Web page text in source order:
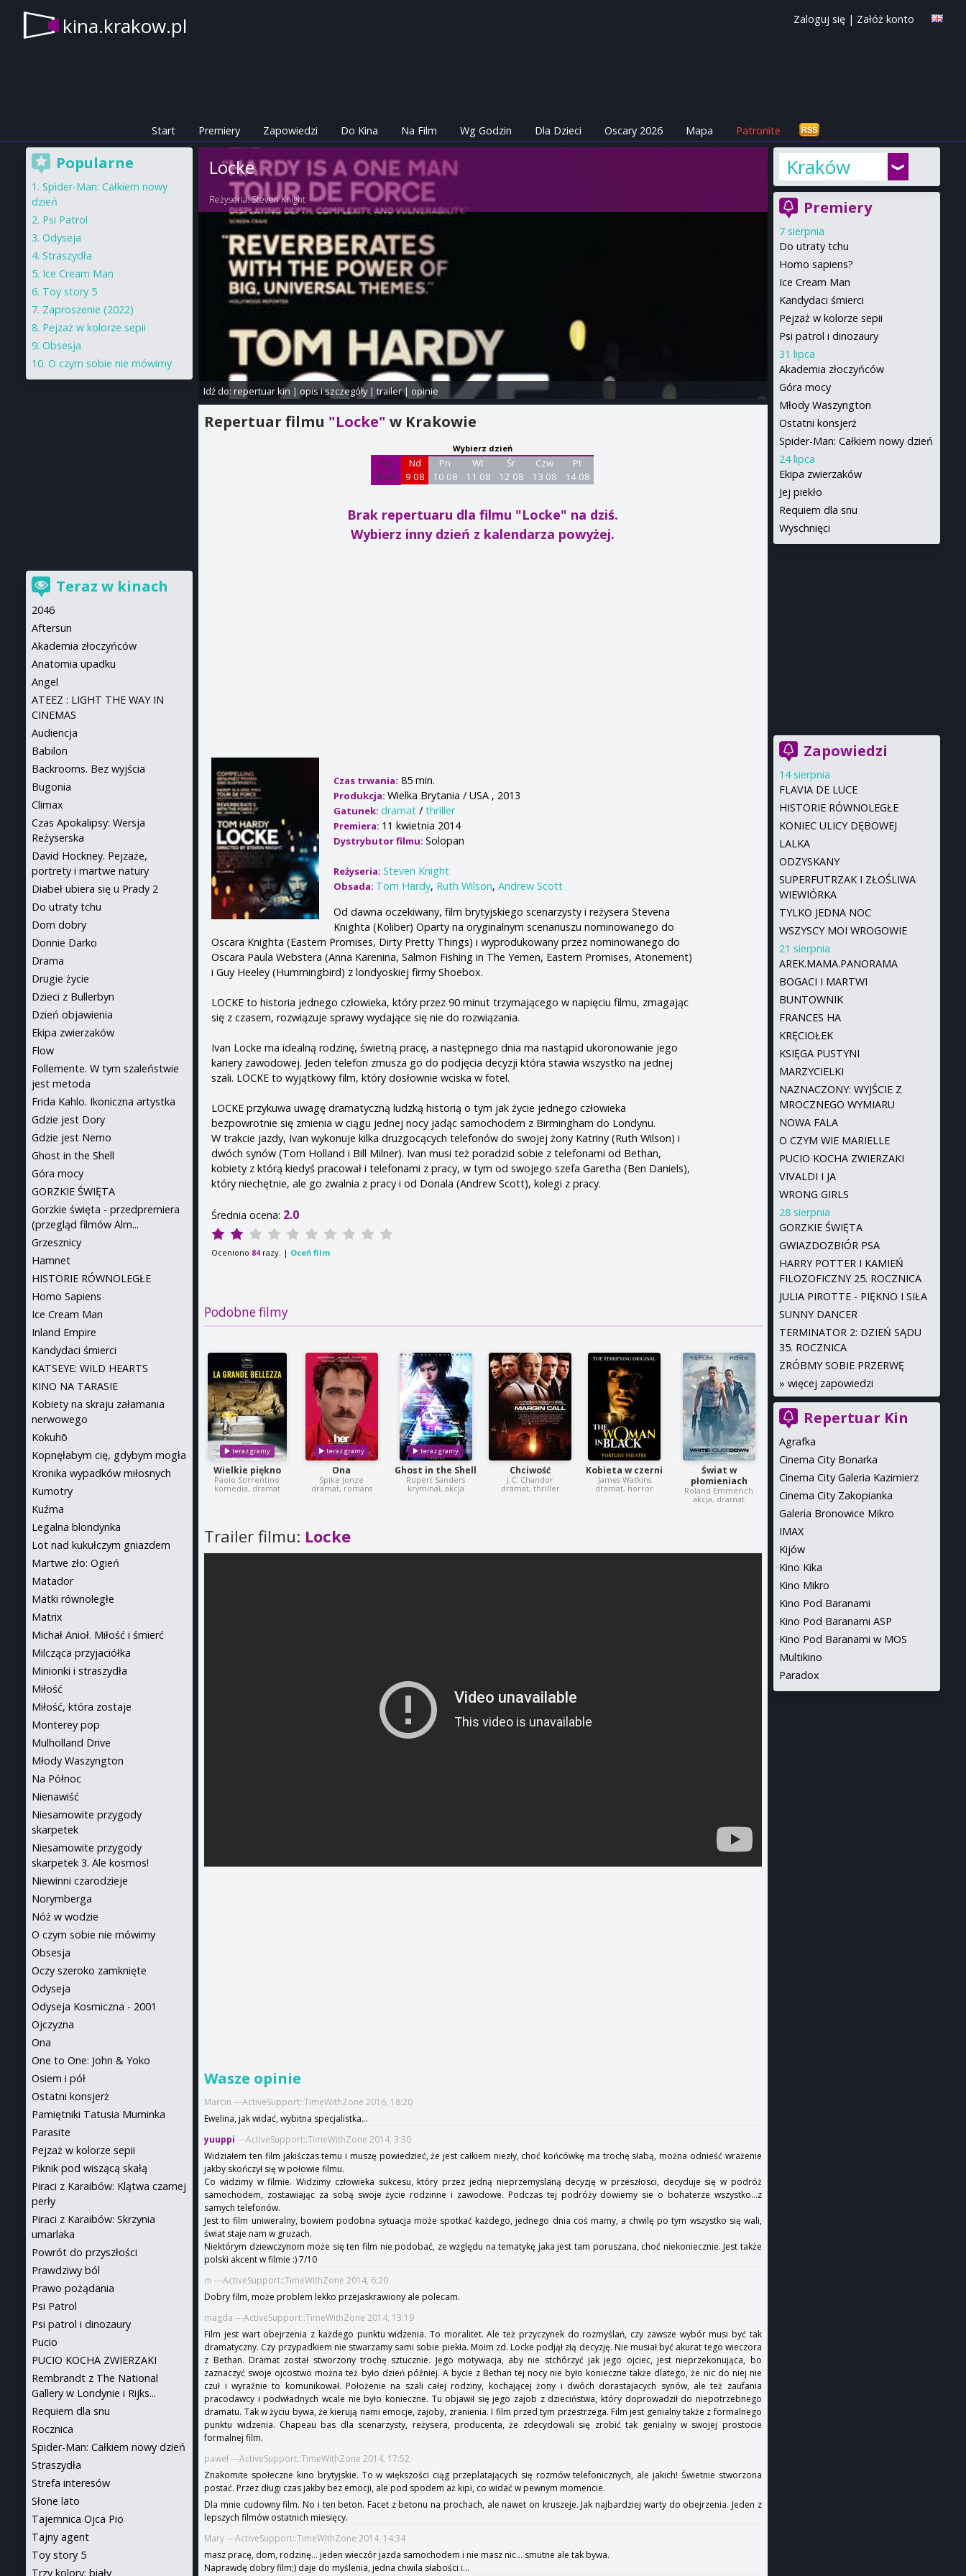
kina.krakow.pl Zaloguj się | Załóż konto
Start Premiery Zapowiedzi Do Kina Na Film Wg Godzin Dla Dzieci Oscary 2026 Mapa Patronite
Locke
Reżyseria:Steven Knight
Idź do: repertuar kin | opis i szczegóły| trailer| opinie
Repertuar filmu "Locke"w Krakowie
Wybierz dzień
Sb
8 08
Nd
9 08
Pn
10 08
Wt
11 08
Śr
12 08
Czw
13 08
Pt
14 08
Brak repertuaru dla filmu "Locke" na dziś.
Wybierz inny dzień z kalendarza powyżej.
Czas trwania: 85 min.
Produkcja:Wielka Brytania / USA , 2013
Gatunek:dramat /thriller
Premiera: 11 kwietnia 2014
Dystrybutor filmu:Solopan
Reżyseria:Steven Knight
Obsada: Tom Hardy, Ruth Wilson,Andrew Scott
Od dawna oczekiwany, film brytyjskiego scenarzysty i reżysera Stevena
Knighta (Koliber) Oparty na oryginalnym scenariuszu nominowanego do
Oscara Knighta (Eastern Promises, Dirty Pretty Things) i wyprodukowany przez nominowanego do
Oscara Paula Webstera (Anna Karenina, Salmon Fishing in The Yemen, Eastern Promises, Atonement)
i Guy Heeley (Hummingbird) z londyoskiej firmy Shoebox.
LOCKE to historia jednego człowieka, który przez 90 minut trzymającego w napięciu filmu, zmagając
się z czasem, rozwiązuje sprawy wydające się nie do rozwiązania.
Ivan Locke ma idealną rodzinę, świetną pracę, a następnego dnia ma nastąpid ukoronowanie jego
kariery zawodowej. Jeden telefon zmusza go do podjęcia decyzji która stawia wszystko na jednej
szali. LOCKE to wyjątkowy film, który dosłownie wciska w fotel.
LOCKE przykuwa uwagę dramatyczną ludzką historią o tym jak życie jednego człowieka
bezpowrotnie się zmienia w ciągu jednej nocy jadąc samochodem z Birmingham do Londynu.
W trakcie jazdy, Ivan wykonuje kilka druzgocących telefonów do swojej żony Katriny (Ruth Wilson) i
dwóch synów (Tom Holland i Bill Milner). Ivan musi też poradzid sobie z telefonami od Bethan,
kobiety z którą kiedyś pracował i telefonami z pracy, w tym od swojego szefa Garetha (Ben Daniels),
który niechętnie, ale go zwalnia z pracy i od Donala (Andrew Scott), kolegi z pracy.
Średnia ocena: 2.0
Oceniono 84 razy. | Oceń film
Podobne filmy
Wielkie piękno
Paolo Sorrentino
komedia, dramat
Ona
Spike Jonze
dramat, romans
Ghost in the Shell
Rupert Sanders
kryminał, akcja
Chciwość
J.C. Chandor
dramat, thriller
Kobieta w czerni
James Watkins
dramat, horror
Świat w
płomieniach
Roland Emmerich
akcja, dramat
Trailer filmu: Locke
Wasze opinie
Marcin ---ActiveSupport::TimeWithZone 2016, 18:20
Ewelina, jak widać, wybitna specjalistka...
yuuppi ---ActiveSupport::TimeWithZone 2014, 3:30
Widziałem ten film jakiśczas temu i muszę powiedzieć, że jest całkiem niezły, choć końcówkę ma trochę słabą, można odnieść wrażenie
jakby skończył się w połowie filmu.
Co widzimy w filmie. Widzimy człowieka sukcesu, który przez jedną nieprzemyslaną decyzję w przeszłosci, decyduje się w podróż
samochodem, zostawiając za sobą swoje życie rodzinne i zawodowe. Podczas tej podróży dowiemy sie o bohaterze wszystko...z
samych telefonów.
Jest to film uniweralny, bowiem podobna sytuacja może spotkać każdego, jednego dnia coś mamy, a chwilę po tym wszystko się wali,
świat staje nam w gruzach.
Niektórym dziewczynom może się ten film nie podobać, ze względu na tematykę jaka jest tam poruszana, choć niekoniecznie. Jest także
polski akcent w filmie :) 7/10
m ---ActiveSupport::TimeWithZone 2014, 6:20
Dobry film, może problem lekko przejaskrawiony ale polecam.
magda ---ActiveSupport::TimeWithZone 2014, 13:19
Film jest wart obejrzenia z każdego punktu widzenia. To moralitet. Ale też przyczynek do rozmyślań, czy zawsze wybór musi być tak
dramatyczny. Czy przypadkiem nie stwarzamy sami sobie piekła. Moim zd. Locke podjął złą decyzję. Nie musiał być akurat tego wieczora
z Bethan. Dramat został stworzony trochę sztucznie. Jego motywacja, aby nie stchórzyć jak jego ojciec, jest nieprzekonująca, bo
zaznaczyć swoje ojcostwo można też było dzień później. A bycie z Bethan tej nocy nie było konieczne także dlatego, że nic do niej nie
czuł i wyraźnie to komunikował. Położenie na szali całej rodziny, kochającej żony i dwóch dorastajacych synów, ale też zaufania
pracodawcy i podwładnych wcale nie było konieczne. Tu objawił się jego zajob z dzieciństwa, który doprowadził do niepotrzebnego
dramatu. Tak w życiu bywa, że kierują nami emocje, zajoby, zranienia. I film przed tym przestrzega. Film jest genialny także z formalnego
punktu widzenia. Chapeau bas dla scenarzysty, reżysera, producenta, że zdecydowali się zrobić tak genialny w swojej prostocie
formalnej film.
paweł ---ActiveSupport::TimeWithZone 2014, 17:52
Znakomite społeczne kino brytyjskie. To w większości ciąg przeplatających się rozmów telefonicznych, ale jakich! Świetnie stworzona
postać. Przez długi czas jakby bez emocji, ale pod spodem aż kipi, co widać w pewnym momencie.
Dla mnie cudowny film. No i ten beton. Facet z betonu na prochach, ale nawet on kruszeje. Jak najbardziej warty do obejrzenia. Jeden z
lepszych filmów ostatnich miesięcy.
Mary ---ActiveSupport::TimeWithZone 2014, 14:34
masz pracę, dom, rodzinę... jeden wieczór jazda samochodem i nie masz nic... smutne ale tak bywa.
Naprawdę dobry film;) daje do myślenia, jedna chwila słabości i...
Kraków
Premiery
7 sierpnia
Do utraty tchu
Homo sapiens?
Ice Cream Man
Kandydaci śmierci
Pejzaż w kolorze sepii
Psi patrol i dinozaury
31 lipca
Akademia złoczyńców
Góra mocy
Młody Waszyngton
Ostatni konsjerż
Spider-Man: Całkiem nowy dzień
24 lipca
Ekipa zwierzaków
Jej piekło
Requiem dla snu
Wyschnięci
Zapowiedzi
14 sierpnia
FLAVIA DE LUCE
HISTORIE RÓWNOLEGŁE
KONIEC ULICY DĘBOWEJ
LALKA
ODZYSKANY
SUPERFUTRZAK I ZŁOŚLIWA
WIEWIÓRKA
TYLKO JEDNA NOC
WSZYSCY MOI WROGOWIE
21 sierpnia
AREK.MAMA.PANORAMA
BOGACI I MARTWI
BUNTOWNIK
FRANCES HA
KRĘCIOŁEK
KSIĘGA PUSTYNI
MARZYCIELKI
NAZNACZONY: WYJŚCIE Z
MROCZNEGO WYMIARU
NOWA FALA
O CZYM WIE MARIELLE
PUCIO KOCHA ZWIERZAKI
VIVALDI I JA
WRONG GIRLS
28 sierpnia
GORZKIE ŚWIĘTA
GWIAZDOZBIÓR PSA
HARRY POTTER I KAMIEŃ
FILOZOFICZNY 25. ROCZNICA
JULIA PIROTTE - PIĘKNO I SIŁA
SUNNY DANCER
TERMINATOR 2: DZIEŃ SĄDU
35. ROCZNICA
ZRÓBMY SOBIE PRZERWĘ
» więcej zapowiedzi
Repertuar Kin
Agrafka
Cinema City Bonarka
Cinema City Galeria Kazimierz
Cinema City Zakopianka
Galeria Bronowice Mikro
IMAX
Kijów
Kino Kika
Kino Mikro
Kino Pod Baranami
Kino Pod Baranami ASP
Kino Pod Baranami w MOS
Multikino
Paradox
Popularne
Spider-Man: Całkiem nowy
dzień
Psi Patrol
Odyseja
Straszydła
Ice Cream Man
Toy story 5
Zaproszenie (2022)
Pejzaż w kolorze sepii
Obsesja
O czym sobie nie mówimy
Teraz w kinach
2046
Aftersun
Akademia złoczyńców
Anatomia upadku
Angel
ATEEZ : LIGHT THE WAY IN
CINEMAS
Audiencja
Babilon
Backrooms. Bez wyjścia
Bugonia
Climax
Czas Apokalipsy: Wersja
Reżyserska
David Hockney. Pejzaże,
portrety i martwe natury
Diabeł ubiera się u Prady 2
Do utraty tchu
Dom dobry
Donnie Darko
Drama
Drugie życie
Dzieci z Bullerbyn
Dzień objawienia
Ekipa zwierzaków
Flow
Follemente. W tym szaleństwie
jest metoda
Frida Kahlo. Ikoniczna artystka
Gdzie jest Dory
Gdzie jest Nemo
Ghost in the Shell
Góra mocy
GORZKIE ŚWIĘTA
Gorzkie święta - przedpremiera
(przegląd filmów Alm...
Grzesznicy
Hamnet
HISTORIE RÓWNOLEGŁE
Homo Sapiens
Ice Cream Man
Inland Empire
Kandydaci śmierci
KATSEYE: WILD HEARTS
KINO NA TARASIE
Kobiety na skraju załamania
nerwowego
Kokuhō
Kopnęłabym cię, gdybym mogła
Kronika wypadków miłosnych
Kumotry
Kuźma
Legalna blondynka
Lot nad kukułczym gniazdem
Martwe zło: Ogień
Matador
Matki równoległe
Matrix
Michał Anioł. Miłość i śmierć
Milcząca przyjaciółka
Minionki i straszydła
Miłość
Miłość, która zostaje
Monterey pop
Mulholland Drive
Młody Waszyngton
Na Północ
Nienawiść
Niesamowite przygody
skarpetek
Niesamowite przygody
skarpetek 3. Ale kosmos!
Niewinni czarodzieje
Norymberga
Nóż w wodzie
O czym sobie nie mówimy
Obsesja
Oczy szeroko zamknięte
Odyseja
Odyseja Kosmiczna - 2001
Ojczyzna
Ona
One to One: John & Yoko
Osiem i pół
Ostatni konsjerż
Pamiętniki Tatusia Muminka
Parasite
Pejzaż w kolorze sepii
Piknik pod wiszącą skałą
Piraci z Karaibów: Klątwa czarnej
perły
Piraci z Karaibów: Skrzynia
umarlaka
Powrót do przyszłości
Prawdziwy ból
Prawo pożądania
Psi Patrol
Psi patrol i dinozaury
Pucio
PUCIO KOCHA ZWIERZAKI
Rembrandt z The National
Gallery w Londynie i Rijks...
Requiem dla snu
Rocznica
Spider-Man: Całkiem nowy dzień
Straszydła
Strefa interesów
Słone lato
Tajemnica Ojca Pio
Tajny agent
Toy story 5
Trzy kolory: biały